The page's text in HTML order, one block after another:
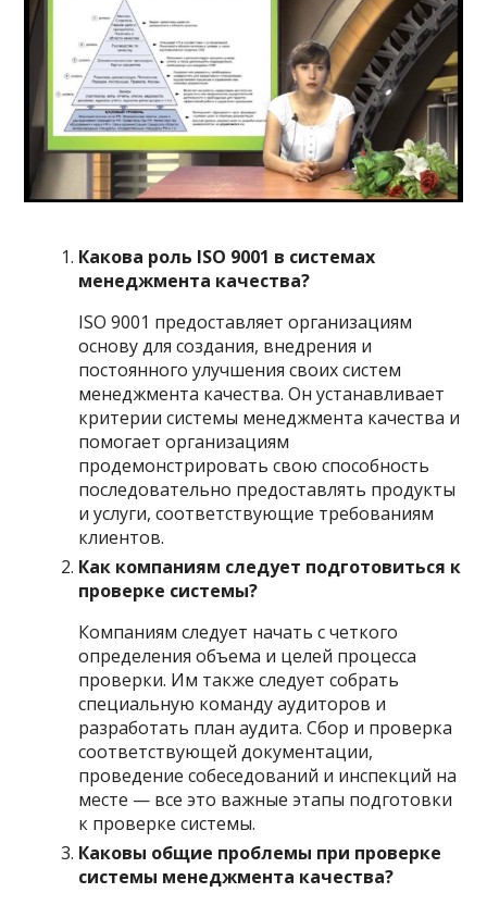
Какова роль ISO 9001 в системах
менеджмента качества?
ISO 9001 предоставляет организациям
основу для создания, внедрения и
постоянного улучшения своих систем
менеджмента качества. Он устанавливает
критерии системы менеджмента качества и
помогает организациям
продемонстрировать свою способность
последовательно предоставлять продукты
и услуги, соответствующие требованиям
клиентов.
Как компаниям следует подготовиться к
проверке системы?
Компаниям следует начать с четкого
определения объема и целей процесса
проверки. Им также следует собрать
специальную команду аудиторов и
разработать план аудита. Сбор и проверка
соответствующей документации,
проведение собеседований и инспекций на
месте — все это важные этапы подготовки
к проверке системы.
Каковы общие проблемы при проверке
системы менеджмента качества?